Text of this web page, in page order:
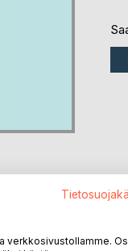
verkkosivustollamme.